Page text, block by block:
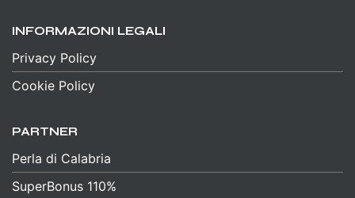
INFORMAZIONI LEGALI
Privacy Policy
Cookie Policy
PARTNER
Perla di Calabria
SuperBonus 110%